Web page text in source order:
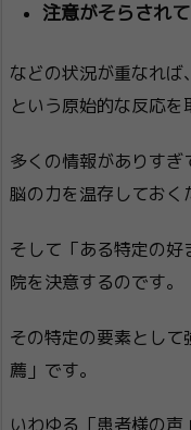
注意がそらされ
などの状況が重なれば
という原始的な反応を
多くの情報がありすぎ
脳の力を温存しておく
そして「ある特定の
院を決意するのです。
その特定の要素とし
薦」です。
いわゆる「患者様の声